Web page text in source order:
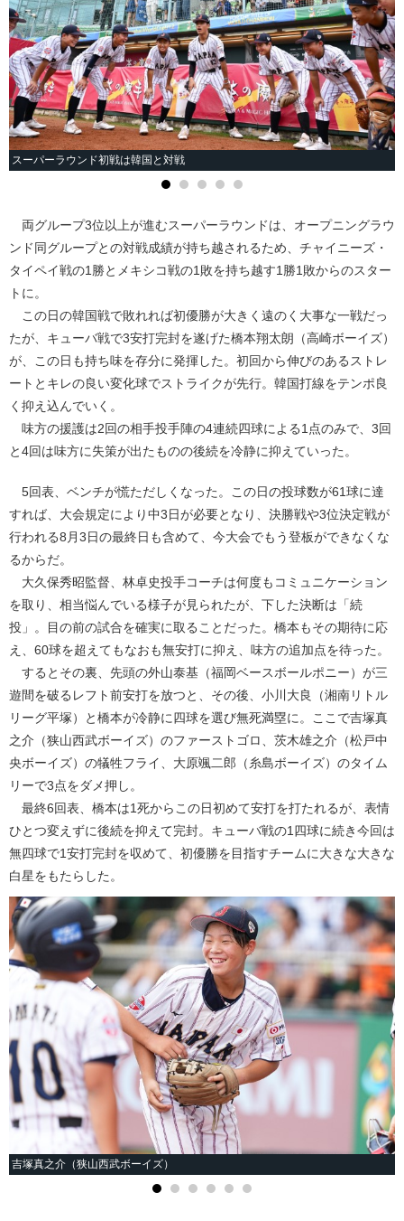
スーパーラウンド初戦は韓国と対戦
両グループ3位以上が進むスーパーラウンドは、オープニングラウ
ンド同グループとの対戦成績が持ち越されるため、チャイニーズ・
タイペイ戦の1勝とメキシコ戦の1敗を持ち越す1勝1敗からのスター
トに。
この日の韓国戦で敗れれば初優勝が大きく遠のく大事な一戦だっ
たが、キューバ戦で3安打完封を遂げた橋本翔太朗（高崎ボーイズ）
が、この日も持ち味を存分に発揮した。初回から伸びのあるストレ
ートとキレの良い変化球でストライクが先行。韓国打線をテンポ良
く抑え込んでいく。
味方の援護は2回の相手投手陣の4連続四球による1点のみで、3回
と4回は味方に失策が出たものの後続を冷静に抑えていった。
5回表、ベンチが慌ただしくなった。この日の投球数が61球に達
すれば、大会規定により中3日が必要となり、決勝戦や3位決定戦が
行われる8月3日の最終日も含めて、今大会でもう登板ができなくな
るからだ。
大久保秀昭監督、林卓史投手コーチは何度もコミュニケーション
を取り、相当悩んでいる様子が見られたが、下した決断は「続
投」。目の前の試合を確実に取ることだった。橋本もその期待に応
え、60球を超えてもなおも無安打に抑え、味方の追加点を待った。
するとその裏、先頭の外山泰基（福岡ベースボールポニー）が三
遊間を破るレフト前安打を放つと、その後、小川大良（湘南リトル
リーグ平塚）と橋本が冷静に四球を選び無死満塁に。ここで吉塚真
之介（狭山西武ボーイズ）のファーストゴロ、茨木雄之介（松戸中
央ボーイズ）の犠牲フライ、大原颯二郎（糸島ボーイズ）のタイム
リーで3点をダメ押し。
最終6回表、橋本は1死からこの日初めて安打を打たれるが、表情
ひとつ変えずに後続を抑えて完封。キューバ戦の1四球に続き今回は
無四球で1安打完封を収めて、初優勝を目指すチームに大きな大きな
白星をもたらした。
吉塚真之介（狭山西武ボーイズ）